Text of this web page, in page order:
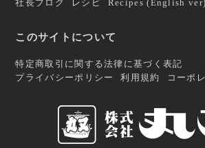
社長ブログ レシピ Recipes (English ver)
このサイトについて
特定商取引に関する法律に基づく表記
プライバシーポリシー
利用規約 コーポ